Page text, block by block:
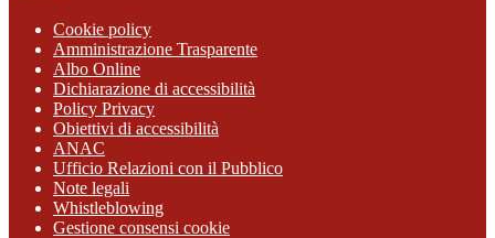
Cookie policy
Amministrazione Trasparente
Albo Online
Dichiarazione di accessibilità
Policy Privacy
Obiettivi di accessibilità
ANAC
Ufficio Relazioni con il Pubblico
Note legali
Whistleblowing
Gestione consensi cookie